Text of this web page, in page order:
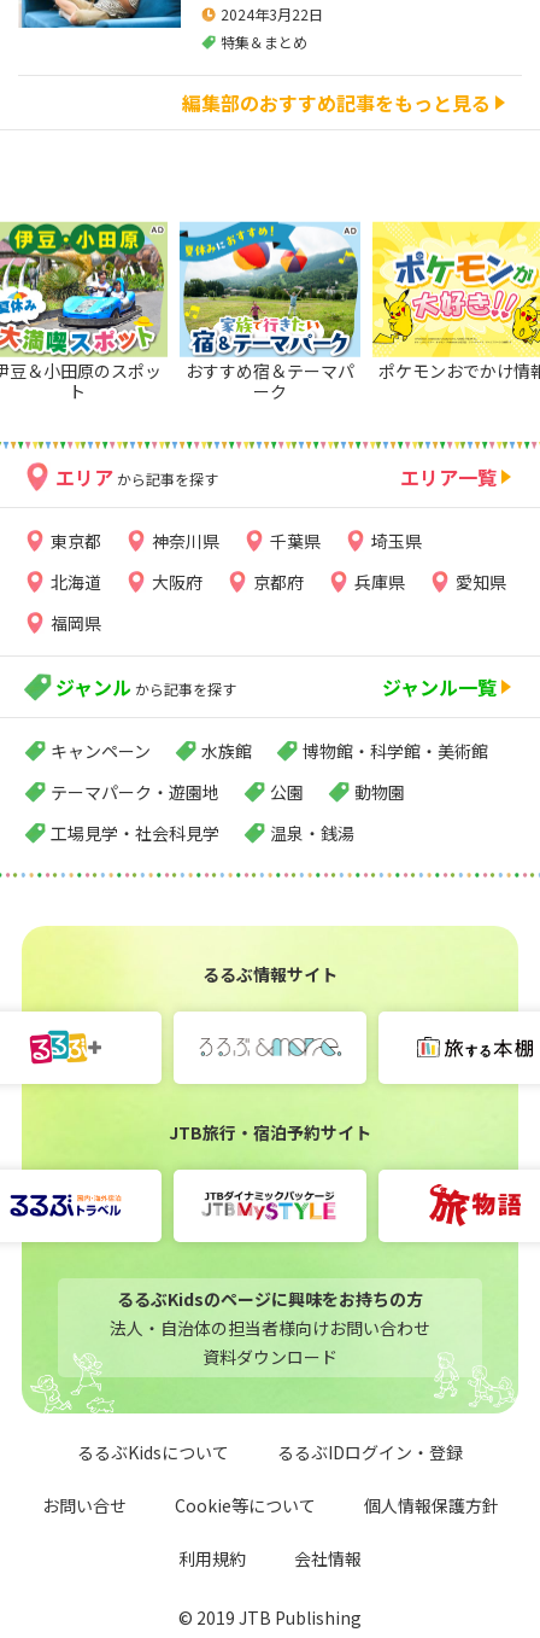
2024年3月22日
特集＆まとめ
編集部のおすすめ記事をもっと見る
豆＆小田原のスポッ
ト
おすすめ宿＆テーマパ
ーク
ポケモンおでかけ情
エリア から記事を探す エリア一覧
東京都 神奈川県 千葉県
埼玉県
北海道
大阪府 京都府 兵庫県
愛知県
福岡県
ジャンル から記事を探す ジャンル一覧
キャンペーン 水族館
博物館・科学館・美術館
テーマパーク・遊園地
公園
動物園
工場見学・社会科見学
温泉・銭湯
るるぶ情報サイト
JTB旅行・宿泊予約サイト
るるぶKidsのページに興味をお持ちの方
法人・自治体の担当者様向けお問い合わせ
資料ダウンロード
るるぶKidsについて るるぶIDログイン・登録
お問い合せ Cookie等について 個人情報保護方針
利用規約 会社情報
© 2019 JTB Publishing